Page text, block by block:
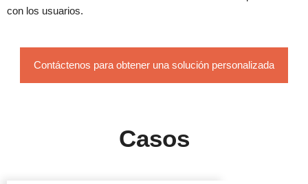
con los usuarios.
Contáctenos para obtener una solución personalizada
Casos